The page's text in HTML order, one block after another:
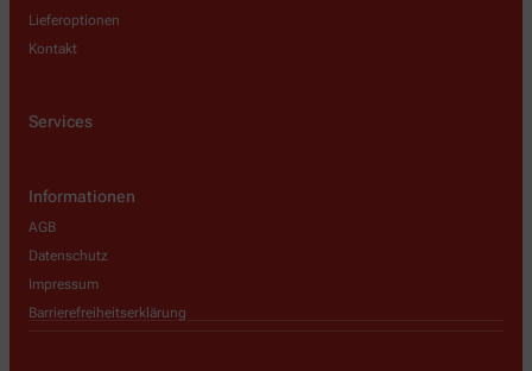
Lieferoptionen
Kontakt
Services
Informationen
AGB
Datenschutz
Impressum
Barrierefreiheitserklärung